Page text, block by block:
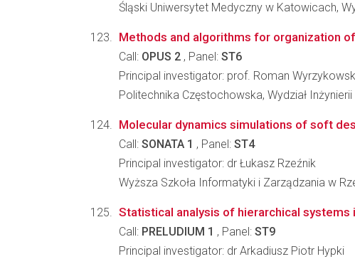
Śląski Uniwersytet Medyczny w Katowicach,
Methods and algorithms for organization
Call: OPUS 2 , Panel: ST6
Principal investigator: prof. Roman
Politechnika Częstochowska, Wydział
Molecular dynamics simulations of soft
Call: SONATA 1 , Panel: ST4
Principal investigator: dr Łukasz Rzeźnik
Wyższa Szkoła Informatyki i Zarządzania w
Statistical analysis of hierarchical systems
Call: PRELUDIUM 1 , Panel: ST9
Principal investigator: dr Arkadiusz Piotr Hypki